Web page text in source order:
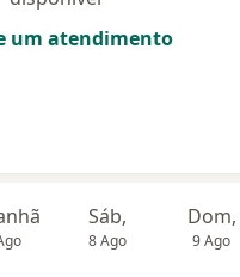
um atendimento
Sáb,
8 Ago
Dom,
9 Ago